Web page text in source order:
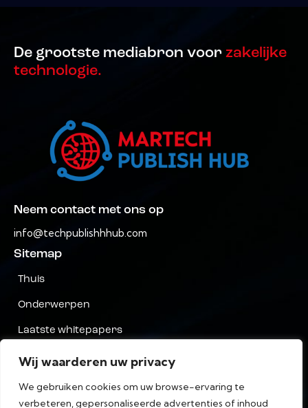
Wij waarderen uw privacy
We gebruiken cookies om uw browse-ervaring te
verbeteren, gepersonaliseerde advertenties of inhoud
De grootste mediabron voor zakelijke
technologie.
Neem contact met ons op
info@techpublishhhub.com
Sitemap
Thuis
Onderwerpen
Laatste whitepapers
Bedrijven AZ
Neem contact met ons op